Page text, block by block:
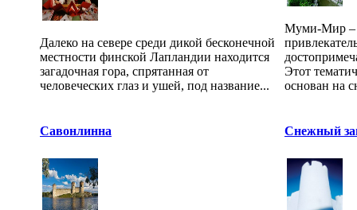
Далеко на севере среди дикой бесконечной
местности финской Лапландии находится
загадочная гора, спрятанная от
человеческих глаз и ушей, под название...
Муми-Мир –
Этот
основан на
Савонлинна Снежный